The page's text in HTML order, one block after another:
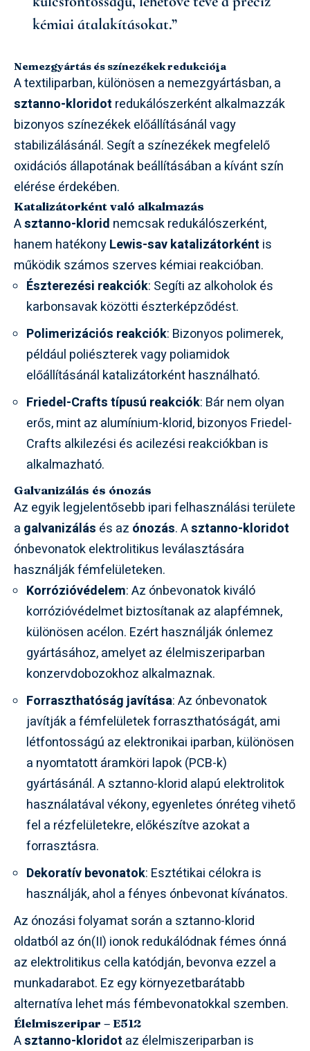
kémiai átalakításokat.”
Nemezgyártás és színezékek redukciója
A textiliparban, különösen a nemezgyártásban, a
sztanno-kloridot redukálószerként alkalmazzák
bizonyos színezékek előállításánál vagy
stabilizálásánál. Segít a színezékek megfelelő
oxidációs állapotának beállításában a kívánt szín
elérése érdekében.
Katalizátorként való alkalmazás
Asztanno-klorid nemcsak redukálószerként,
hanem hatékonyLewis-sav katalizátorként is
működik számos szerves kémiai reakcióban.
Észterezési reakciók: Segíti az alkoholok és
karbonsavak közötti észterképződést.
Polimerizációs reakciók: Bizonyos polimerek,
például poliészterek vagy poliamidok
előállításánál katalizátorként használható.
Friedel-Crafts típusú reakciók: Bár nem olyan
erős, mint az alumínium-klorid, bizonyos Friedel-
Crafts alkilezési és acilezési reakciókban is
alkalmazható.
Galvanizálás és ónozás
Az egyik legjelentősebb ipari felhasználási területe
a galvanizálás és az ónozás. Asztanno-kloridot
ónbevonatok elektrolitikus leválasztására
használják fémfelületeken.
Korrózióvédelem: Az ónbevonatok kiváló
korrózióvédelmet biztosítanak az alapfémnek,
különösen acélon. Ezért használják ónlemez
gyártásához, amelyet az élelmiszeriparban
konzervdobozokhoz alkalmaznak.
Forraszthatóság javítása: Az ónbevonatok
javítják a fémfelületek forraszthatóságát, ami
létfontosságú az elektronikai iparban, különösen
a nyomtatott áramköri lapok (PCB-k)
gyártásánál. A sztanno-klorid alapú elektrolitok
használatával vékony, egyenletes ónréteg vihető
fel a rézfelületekre, előkészítve azokat a
forrasztásra.
Dekoratív bevonatok: Esztétikai célokra is
használják, ahol a fényes ónbevonat kívánatos.
Az ónozási folyamat során a sztanno-klorid
oldatból az ón(II) ionok redukálódnak fémes ónná
az elektrolitikus cella katódján, bevonva ezzel a
munkadarabot. Ez egy környezetbarátabb
alternatíva lehet más fémbevonatokkal szemben.
Élelmiszeripar – E512
Asztanno-kloridot az élelmiszeriparban is